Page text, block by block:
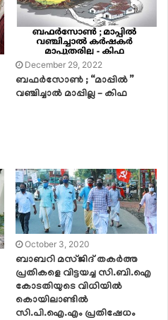
December 29, 2022
ബഫർസോൺ ; “മാപ്പിൽ ”
വഞ്ചിച്ചാൽ മാപ്പില്ല – കിഫ
October 3, 2020
ബാബറി മസ്ജിദ് തകർത്ത
പ്രതികളെ വിട്ടയച്ച സി.ബി.ഐ
കോടതിയുടെ വിധിയിൽ
കൊയിലാണ്ടിൽ
സി.പി.ഐ.എം പ്രതിഷേധം